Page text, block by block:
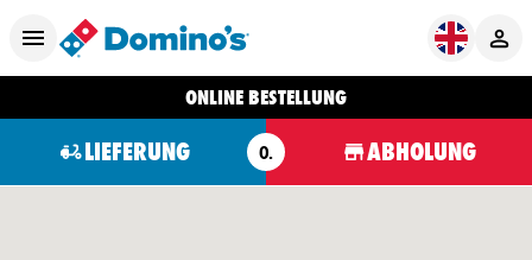
ONLINE BESTELLUNG
LIEFERUNG O. ABHOLUNG